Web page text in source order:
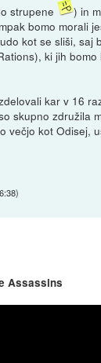
strupene
) in
bomo morali
kot se sliši, saj
ki jih
kar v 16
skupno združila
večjo kot Odisej,
)
Assassins